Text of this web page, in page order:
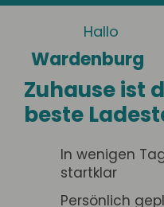
Hallo
Wardenburg
Zuhause ist
beste
In wenigen
startklar
Persönlich